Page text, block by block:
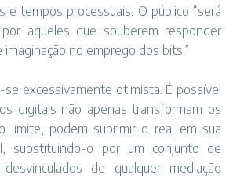
e tempos processuais. O público “será
aqueles que souberem responder
imaginação no emprego dos bits.”
se excessivamente otimista. É possível
digitais não apenas transformam os
limite, podem suprimir o real em sua
substituindo-o por um conjunto de
de qualquer mediação